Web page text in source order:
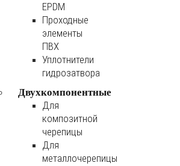
EPDM
Проходные
элементы
ПВХ
Уплотнители
гидрозатвора
Двухкомпонентные
Для
композитной
черепицы
Для
металлочерепицы